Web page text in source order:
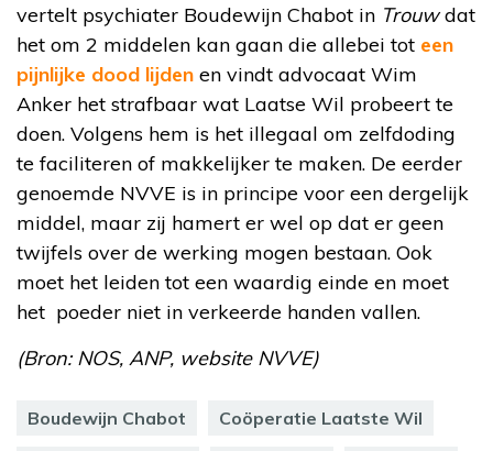
vertelt psychiater Boudewijn Chabot in Trouwdat
het om 2 middelen kan gaan die allebei tot een
pijnlijke dood lijden en vindt advocaat Wim
Anker het strafbaar wat Laatse Wil probeert te
doen. Volgens hem is het illegaal om zelfdoding
te faciliteren of makkelijker te maken. De eerder
genoemde NVVE is in principe voor een dergelijk
middel, maar zij hamert er wel op dat er geen
twijfels over de werking mogen bestaan. Ook
moet het leiden tot een waardig einde en moet
het poeder niet in verkeerde handen vallen.
(Bron: NOS, ANP, website NVVE)
Boudewijn Chabot Coöperatie Laatste Wil